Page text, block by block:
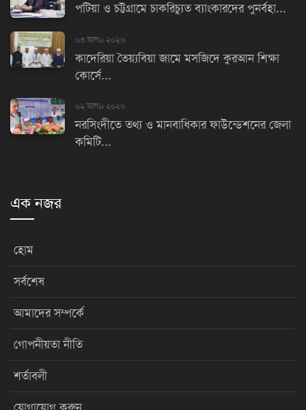
পটিয়া ও চট্টগ্রামে চাকরিচ্যুত ব্যাংকারদের পুনর্বহা...
০৩ আগu ২০২৬
কাদেরিয়া তৈয়্যবিয়া জামে মসজিদে কুরআন শিক্ষা
কোর্সে...
০২ আগu ২০২৬
নরসিংদীতে তথ্য ও মানবাধিকার ফাউন্ডেশনের জেলা
কমিটি...
এক নজর
হোম
সর্বশেষ
আমাদের সম্পর্কে
গোপনীয়তা নীতি
শর্তাবলী